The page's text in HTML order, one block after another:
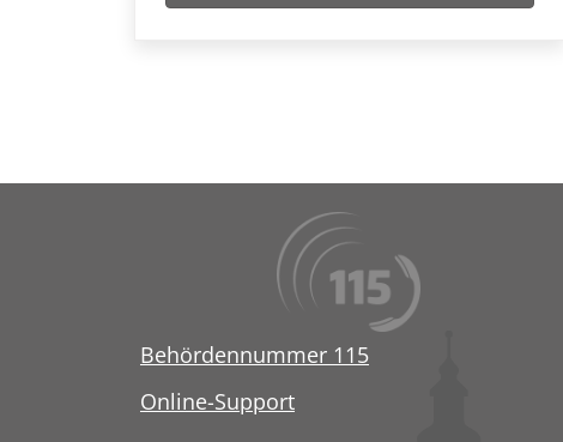
Behördennummer 115
Online-Support